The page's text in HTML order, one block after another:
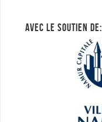
AVEC LE SOUTIEN DE: